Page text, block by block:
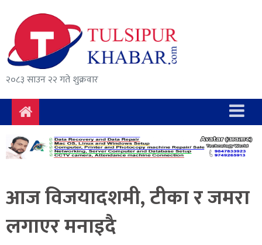
२०८३ साउन २२ गते शुक्रवार
समाचार
राजनीति
सुरक्षा/
अपराध
दुर्घटना
विचार
अर्थ
संवाद
आज विजयादशमी, टीका र जमरा
लगाएर मनाइदै